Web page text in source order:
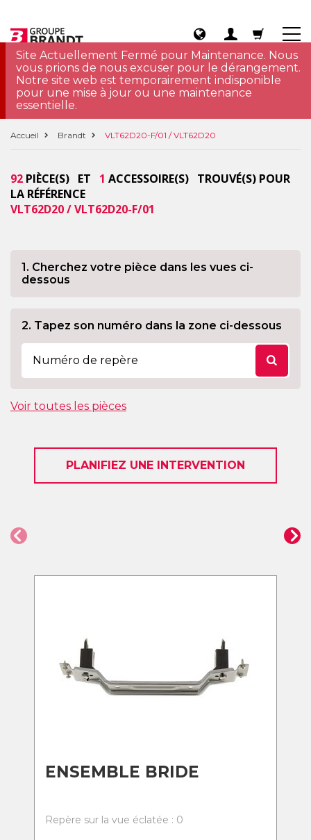
Site Actuellement Fermé pour Maintenance. Nous
vous prions de nous excuser pour le dérangement.
Notre site web est temporairement indisponible
pour une mise à jour ou une maintenance
essentielle.
Accueil Brandt VLT62D20-F/01 / VLT62D20
92 PIÈCE(S) ET 1 ACCESSOIRE(S) TROUVÉ(S) POUR
LA RÉFÉRENCE
VLT62D20 / VLT62D20-F/01
1. Cherchez votre pièce dans les vues ci-
dessous
2. Tapez son numéro dans la zone ci-dessous
Voir toutes les pièces
PLANIFIEZ UNE INTERVENTION
ENSEMBLE BRIDE
Repère sur la vue éclatée : 0